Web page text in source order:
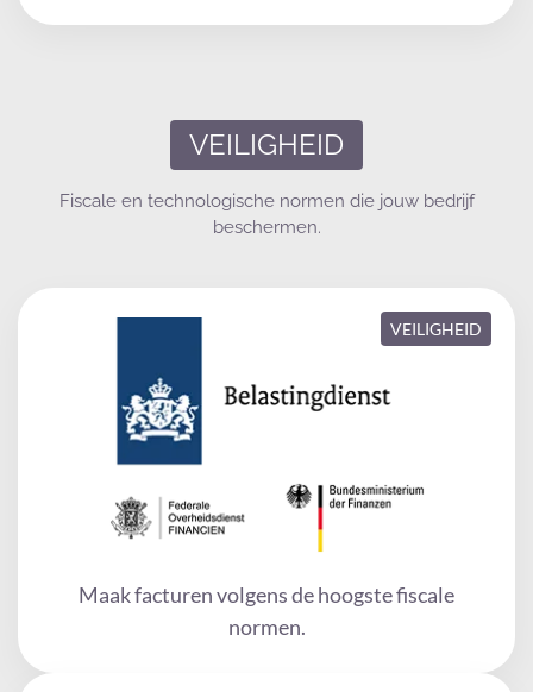
VEILIGHEID
Fiscale en technologische normen die jouw bedrijf
beschermen.
VEILIGHEID
Maak facturen volgens de hoogste fiscale
normen.